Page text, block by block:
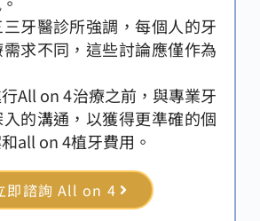
牙醫診所強調，每個人的牙
求不同，這些討論應僅作為
All on 4治療之前，與專業牙
的溝通，以獲得更準確的個
all on 4植牙費用。
即諮詢 All on 4